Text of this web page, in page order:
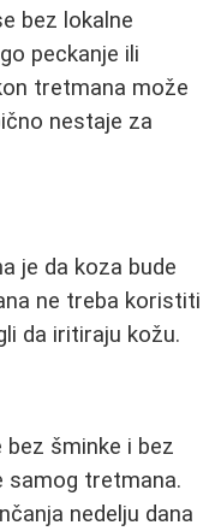
bez lokalne
peckanje ili
tretmana može
nestaje za
je da koza bude
ne treba koristiti
da iritiraju kožu.
šminke i bez
samog tretmana.
nedelju dana